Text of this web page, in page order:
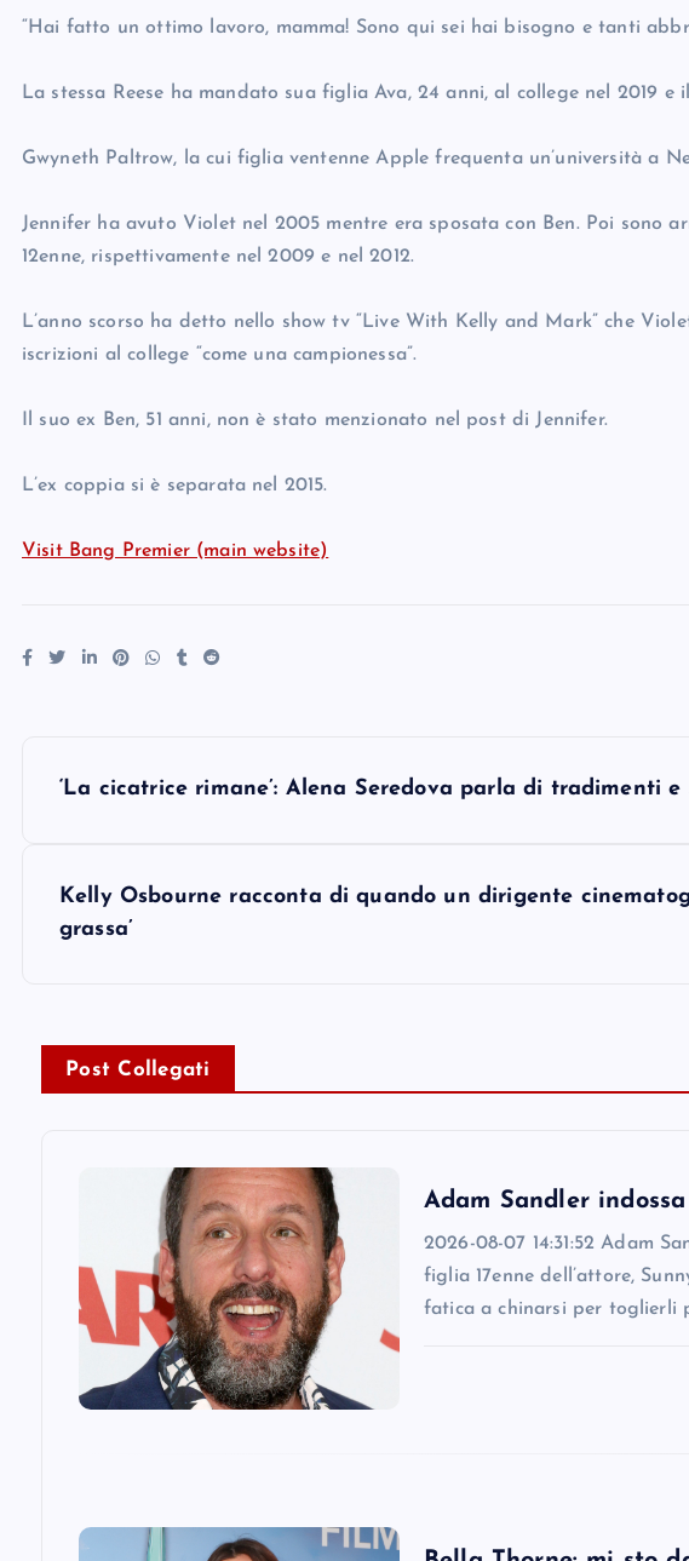
“Hai fatto un ottimo lavoro, mamma! Sono qui sei hai bisogno e tanti
La stessa Reese ha mandato sua figlia Ava, 24 anni, al college nel 2019
Gwyneth Paltrow, la cui figlia ventenne Apple frequenta un’università a
Jennifer ha avuto Violet nel 2005 mentre era sposata con Ben. Poi sono
12enne, rispettivamente nel 2009 e nel 2012.
L’anno scorso ha detto nello show tv “Live With Kelly and Mark” che
iscrizioni al college “come una campionessa”.
Il suo ex Ben, 51 anni, non è stato menzionato nel post di Jennifer.
L’ex coppia si è separata nel 2015.
Visit Bang Premier (main website)
n
a
‘La cicatrice rimane’: Alena Seredova parla di tradimenti
Kelly Osbourne racconta di quando un dirigente
grassa’
Post Collegati
Adam Sandler
2026-08-07 14:31:52 Adam
figlia 17enne dell’attore,
fatica a chinarsi per toglierli